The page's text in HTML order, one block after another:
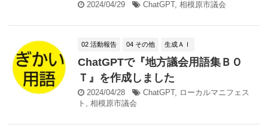
2024/04/29 ChatGPT, 相模原市議会
02 活動報告 04 その他 生成ＡＩ
ChatGPTで『地方議会用語集ＢＯ
Ｔ』を作成しました
2024/04/28 ChatGPT, ローカルマニフェス
ト , 相模原市議会